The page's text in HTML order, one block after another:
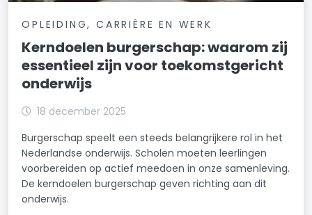
OPLEIDING, CARRIÈRE EN WERK
Kerndoelen burgerschap: waarom zij
essentieel zijn voor toekomstgericht
onderwijs
18 december 2025
Burgerschap speelt een steeds belangrijkere rol in het
Nederlandse onderwijs. Scholen moeten leerlingen
voorbereiden op actief meedoen in onze samenleving.
De kerndoelen burgerschap geven richting aan dit
onderwijs.